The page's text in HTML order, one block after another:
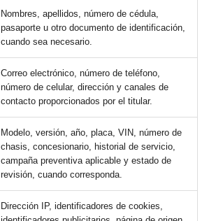
Nombres, apellidos, número de cédula,
pasaporte u otro documento de identificación,
cuando sea necesario.
Correo electrónico, número de teléfono,
número de celular, dirección y canales de
contacto proporcionados por el titular.
Modelo, versión, año, placa, VIN, número de
chasis, concesionario, historial de servicio,
campaña preventiva aplicable y estado de
revisión, cuando corresponda.
Dirección IP, identificadores de cookies,